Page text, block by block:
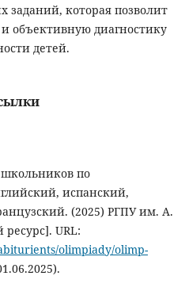
которая позволит
объективную диагностику
детей.
по
испанский,
(2025) РГПУ им. А.
URL:
olimpiady/olimp-